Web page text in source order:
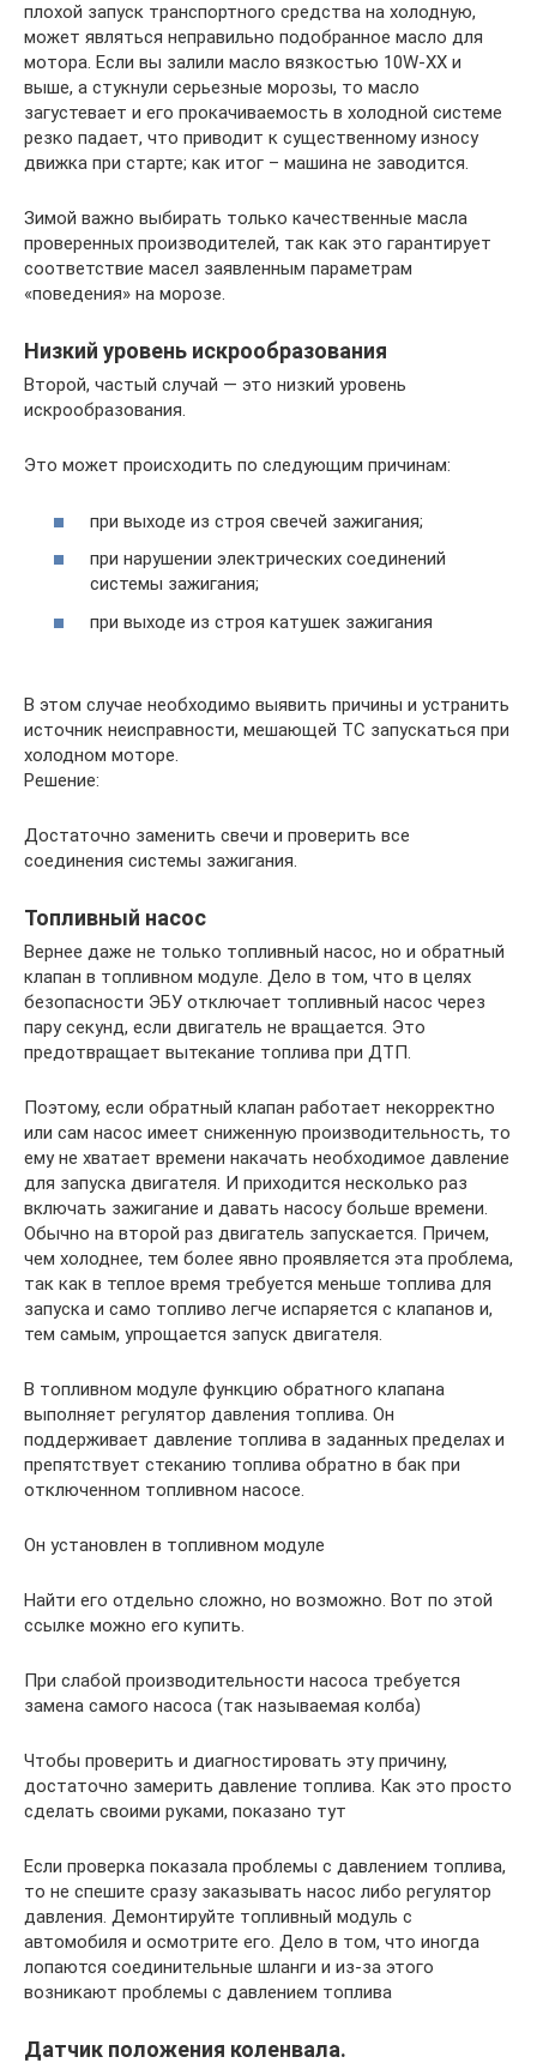
плохой запуск транспортного средства на холодную,
может являться неправильно подобранное масло для
мотора. Если вы залили масло вязкостью 10W-ХХ и
выше, а стукнули серьезные морозы, то масло
загустевает и его прокачиваемость в холодной системе
резко падает, что приводит к существенному износу
движка при старте; как итог – машина не заводится.
Зимой важно выбирать только качественные масла
проверенных производителей, так как это гарантирует
соответствие масел заявленным параметрам
«поведения» на морозе.
Низкий уровень искрообразования
Второй, частый случай — это низкий уровень
искрообразования.
Это может происходить по следующим причинам:
при выходе из строя свечей зажигания;
при нарушении электрических соединений
системы зажигания;
при выходе из строя катушек зажигания
В этом случае необходимо выявить причины и устранить
источник неисправности, мешающей ТС запускаться при
холодном моторе.
Решение:
Достаточно заменить свечи и проверить все
соединения системы зажигания.
Топливный насос
Вернее даже не только топливный насос, но и обратный
клапан в топливном модуле. Дело в том, что в целях
безопасности ЭБУ отключает топливный насос через
пару секунд, если двигатель не вращается. Это
предотвращает вытекание топлива при ДТП.
Поэтому, если обратный клапан работает некорректно
или сам насос имеет сниженную производительность, то
ему не хватает времени накачать необходимое давление
для запуска двигателя. И приходится несколько раз
включать зажигание и давать насосу больше времени.
Обычно на второй раз двигатель запускается. Причем,
чем холоднее, тем более явно проявляется эта проблема,
так как в теплое время требуется меньше топлива для
запуска и само топливо легче испаряется с клапанов и,
тем самым, упрощается запуск двигателя.
В топливном модуле функцию обратного клапана
выполняет регулятор давления топлива. Он
поддерживает давление топлива в заданных пределах и
препятствует стеканию топлива обратно в бак при
отключенном топливном насосе.
Он установлен в топливном модуле
Найти его отдельно сложно, но возможно. Вот по этой
ссылке можно его купить.
При слабой производительности насоса требуется
замена самого насоса (так называемая колба)
Чтобы проверить и диагностировать эту причину,
достаточно замерить давление топлива. Как это просто
сделать своими руками, показано тут
Если проверка показала проблемы с давлением топлива,
то не спешите сразу заказывать насос либо регулятор
давления. Демонтируйте топливный модуль с
автомобиля и осмотрите его. Дело в том, что иногда
лопаются соединительные шланги и из-за этого
возникают проблемы с давлением топлива
Датчик положения коленвала.